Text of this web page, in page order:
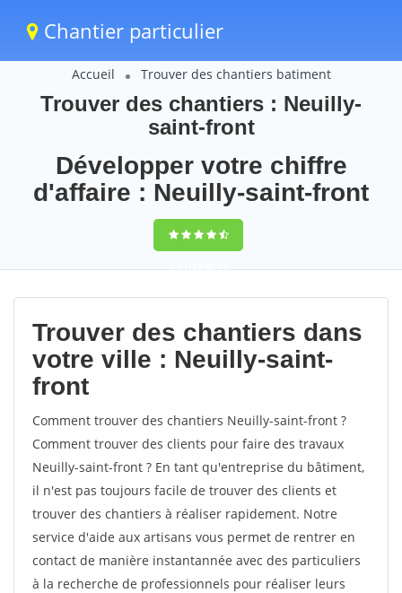
Chantier particulier
Accueil Trouver des chantiers batiment
Trouver des chantiers : Neuilly-
saint-front
Développer votre chiffre
d'affaire : Neuilly-saint-front
9,5(100%)73
votes
Trouver des chantiers dans
votre ville : Neuilly-saint-
front
Comment trouver des chantiers Neuilly-saint-front ?
Comment trouver des clients pour faire des travaux
Neuilly-saint-front ? En tant qu'entreprise du bâtiment,
il n'est pas toujours facile de trouver des clients et
trouver des chantiers à réaliser rapidement. Notre
service d'aide aux artisans vous permet de rentrer en
contact de manière instantannée avec des particuliers
à la recherche de professionnels pour réaliser leurs